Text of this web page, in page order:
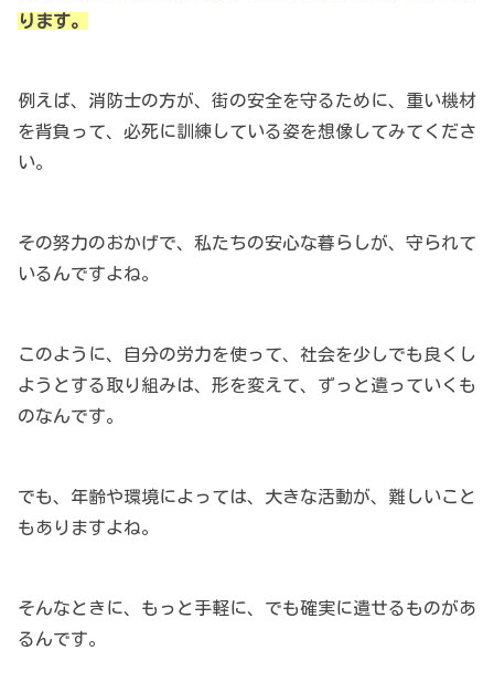
ります。
例えば、消防士の方が、街の安全を守るために、重い機材
を背負って、必死に訓練している姿を想像してみてくださ
い。
その努力のおかげで、私たちの安心な暮らしが、守られて
いるんですよね。
このように、自分の労力を使って、社会を少しでも良くし
ようとする取り組みは、形を変えて、ずっと遺っていくも
のなんです。
でも、年齢や環境によっては、大きな活動が、難しいこと
もありますよね。
そんなときに、もっと手軽に、でも確実に遺せるものがあ
るんです。